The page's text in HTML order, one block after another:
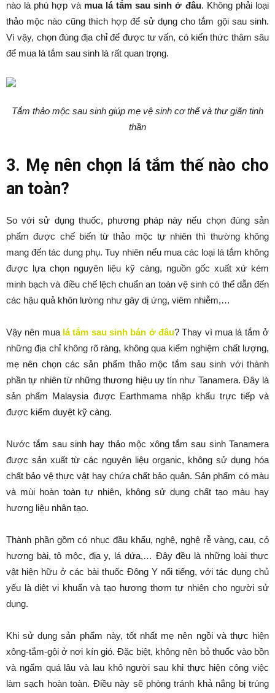
nào là phù hợp và mua lá tắm sau sinh ở đâu. Không phải loại
thảo mộc nào cũng thích hợp để sử dụng cho tắm gội sau sinh.
Vì vậy, chọn đúng địa chỉ để được tư vấn, có kiến thức thâm sâu
để mua lá tắm sau sinh là rất quan trọng.
Tắm thảo mộc sau sinh giúp mẹ vệ sinh cơ thể và thư giãn tinh
thần
3. Mẹ nên chọn lá tắm thế nào cho
an toàn?
So với sử dụng thuốc, phương pháp này nếu chọn đúng sản
phẩm được chế biến từ thảo mộc tự nhiên thì thường không
mang đến tác dung phụ. Tuy nhiên nếu mua các loại lá tắm không
được lựa chọn nguyên liệu kỹ càng, nguồn gốc xuất xứ kém
minh bạch và điều chế lệch chuẩn an toàn vệ sinh có thể dẫn đến
các hậu quả khôn lường như gây dị ứng, viêm nhiễm,…
Vậy nên mua lá tắm sau sinh bán ở đâu? Thay vì mua lá tắm ở
những địa chỉ không rõ ràng, không qua kiểm nghiệm chất lượng,
mẹ nên chọn các sản phẩm thảo mộc tắm sau sinh với thành
phần tự nhiên từ những thương hiệu uy tín như Tanamera. Đây là
sản phẩm Malaysia được Earthmama nhập khẩu trực tiếp và
được kiểm duyệt kỹ càng.
Nước tắm sau sinh hay thảo mộc xông tắm sau sinh Tanamera
được sản xuất từ các nguyên liệu organic, không sử dụng hóa
chất bảo vệ thực vật hay chứa chất bảo quản. Sản phẩm có màu
và mùi hoàn toàn tự nhiên, không sử dụng chất tạo màu hay
hương liệu nhân tạo.
Thành phần gồm có nhục đầu khấu, nghệ, nghệ rễ vàng, cau, cỏ
hương bài, tô mộc, địa y, lá dứa,… Đây đều là những loài thực
vật hiện hữu ở các bài thuốc Đông Y nổi tiếng, với tác dụng chủ
yếu là diệt vi khuẩn và tạo hương thơm tự nhiên cho người sử
dụng.
Khi sử dụng sản phẩm này, tốt nhất mẹ nên ngồi và thực hiện
xông-tắm-gội ở nơi kín gió. Đặc biệt, không nên bỏ thuốc vào bồn
và ngấm quá lâu và lau khô người sau khi thực hiện công việc
làm sạch hoàn toàn. Điều này sẽ phòng tránh khả nắng bị trúng